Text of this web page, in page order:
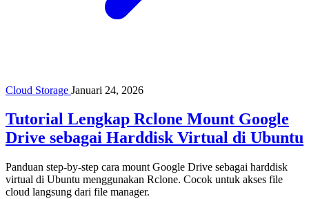
Cloud Storage Januari 24, 2026
Tutorial Lengkap Rclone Mount Google
Drive sebagai Harddisk Virtual di Ubuntu
Panduan step-by-step cara mount Google Drive sebagai harddisk
virtual di Ubuntu menggunakan Rclone. Cocok untuk akses file
cloud langsung dari file manager.